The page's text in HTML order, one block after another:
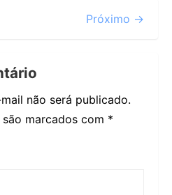
Próximo →
não será publicado.
marcados com *